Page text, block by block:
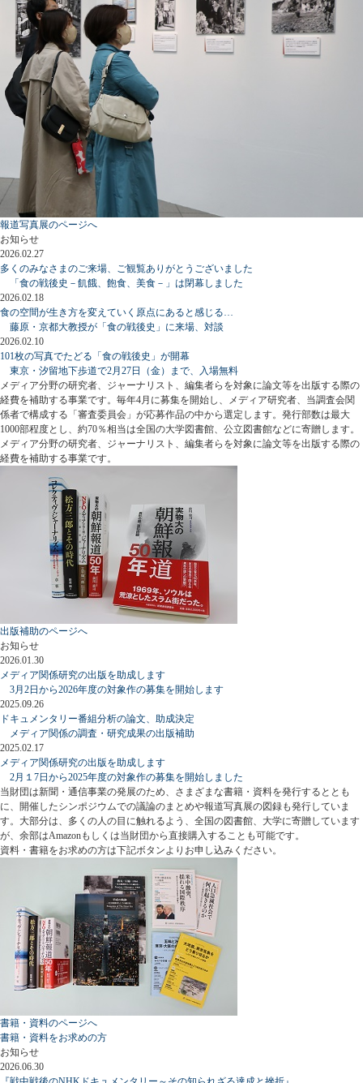
報道写真展のページへ
お知らせ
2026.02.27
多くのみなさまのご来場、ご観覧ありがとうございました
「食の戦後史－飢餓、飽食、美食－」は閉幕しました
2026.02.18
食の空間が生き方を変えていく原点にあると感じる…
藤原・京都大教授が「食の戦後史」に来場、対談
2026.02.10
101枚の写真でたどる「食の戦後史」が開幕
東京・汐留地下歩道で2月27日（金）まで、入場無料
メディア分野の研究者、ジャーナリスト、編集者らを対象に論文等を出版する際の
経費を補助する事業です。毎年4月に募集を開始し、メディア研究者、当調査会関
係者で構成する「審査委員会」が応募作品の中から選定します。発行部数は最大
1000部程度とし、約70％相当は全国の大学図書館、公立図書館などに寄贈します。
メディア分野の研究者、ジャーナリスト、編集者らを対象に論文等を出版する際の
経費を補助する事業です。
出版補助のページへ
お知らせ
2026.01.30
メディア関係研究の出版を助成します
3月2日から2026年度の対象作の募集を開始します
2025.09.26
ドキュメンタリー番組分析の論文、助成決定
メディア関係の調査・研究成果の出版補助
2025.02.17
メディア関係研究の出版を助成します
2月１7日から2025年度の対象作の募集を開始しました
当財団は新聞・通信事業の発展のため、さまざまな書籍・資料を発行するととも
に、開催したシンポジウムでの議論のまとめや報道写真展の図録も発行していま
す。大部分は、多くの人の目に触れるよう、全国の図書館、大学に寄贈しています
が、余部はAmazonもしくは当財団から直接購入することも可能です。
資料・書籍をお求めの方は下記ボタンよりお申し込みください。
書籍・資料のページへ
書籍・資料をお求めの方
お知らせ
2026.06.30